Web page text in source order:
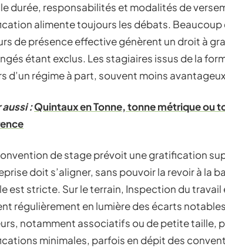
durée, responsabilités et modalités de
alimente toujours les débats. Beaucoup
de présence effective génèrent un droit à
étant exclus. Les stagiaires issus de la
d’un régime à part, souvent moins
aussi :Quintaux en Tonne, tonne métrique ou
de stage prévoit une gratification
doit s’aligner, sans pouvoir la revoir à la
est stricte. Sur le terrain, Inspection du
régulièrement en lumière des écarts
notamment associatifs ou de petite taille,
minimales, parfois en dépit des